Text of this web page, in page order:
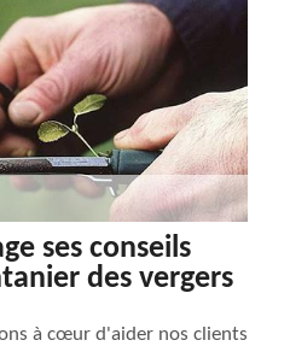
ses conseils
des vergers
à cœur d'aider nos clients